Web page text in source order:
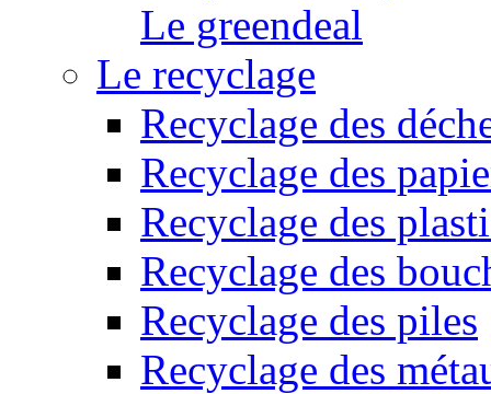
Le greendeal
Le recyclage
Recyclage des
Recyclage des
Recyclage des
Recyclage des
Recyclage des piles
Recyclage des